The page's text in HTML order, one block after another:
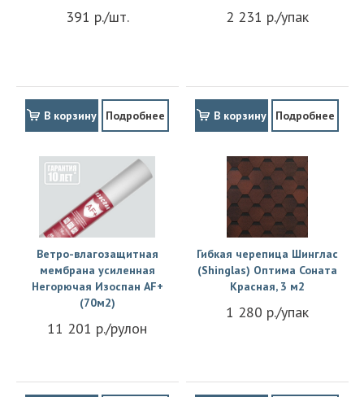
391 р./шт.
В корзину Подробнее
2 231 р./упак
В корзину Подробнее
Ветро-влагозащитная
мембрана усиленная
Негорючая Изоспан АF+
(70м2)
11 201 р./рулон
Гибкая черепица Шинглас
(Shinglas) Оптима Соната
Красная, 3 м2
1 280 р./упак